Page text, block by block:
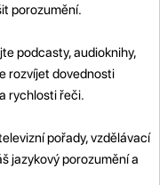
porozumění.
podcasty, audioknihy,
rozvíjet dovednosti
rychlosti řeči.
pořady, vzdělávací
jazykový porozumění a